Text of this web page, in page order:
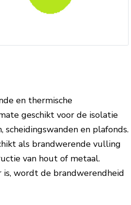
en thermische
geschikt voor de isolatie
en plafonds.
als brandwerende vulling
van hout of metaal.
wordt de brandwerendheid